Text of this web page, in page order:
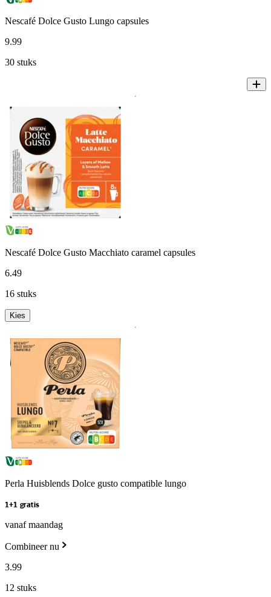
Nescafé Dolce Gusto Lungo capsules
9.99
30 stuks
Nescafé Dolce Gusto Macchiato caramel capsules
6.49
16 stuks
Kies
Perla Huisblends Dolce gusto compatible lungo
1+1 gratis
vanaf maandag
Combineer nu
3.99
12 stuks